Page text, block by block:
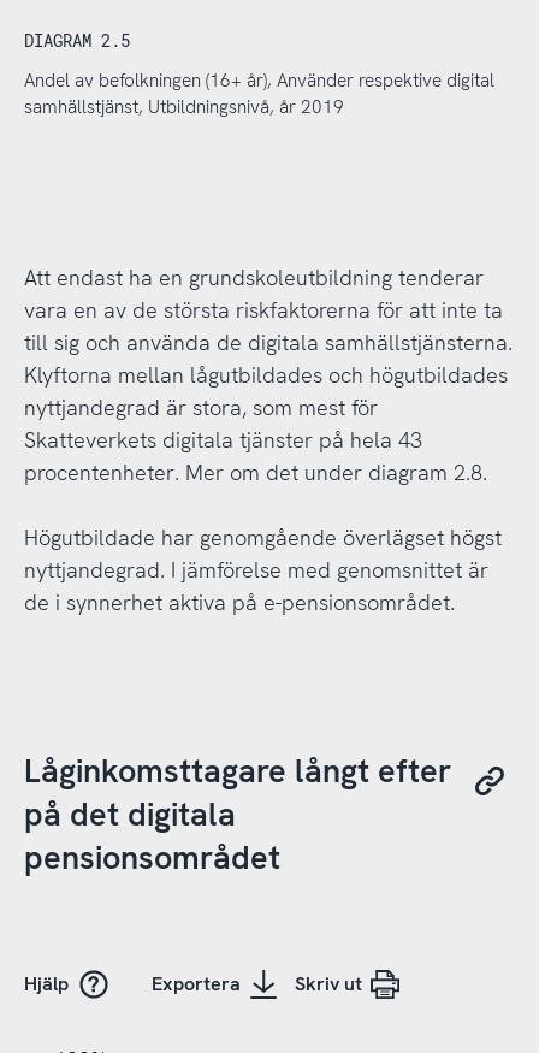
DIAGRAM 2.5
Andel av befolkningen (16+ år), Använder respektive digital
samhällstjänst, Utbildningsnivå, år 2019
Att endast ha en grundskoleutbildning tenderar
vara en av de största riskfaktorerna för att inte ta
till sig och använda de digitala samhällstjänsterna.
Klyftorna mellan lågutbildades och högutbildades
nyttjandegrad är stora, som mest för
Skatteverkets digitala tjänster på hela 43
procentenheter. Mer om det under diagram 2.8.
Högutbildade har genomgående överlägset högst
nyttjandegrad. I jämförelse med genomsnittet är
de i synnerhet aktiva på e-pensionsområdet.
Låginkomsttagare långt efter
på det digitala
pensionsområdet
Hjälp Exportera Skriv ut